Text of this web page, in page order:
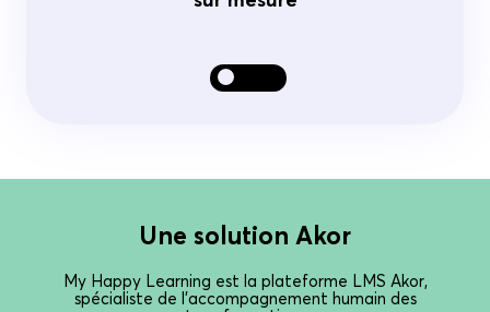
Une solution Akor
My Happy Learning est la plateforme LMS Akor,
spécialiste de l’accompagnement humain des